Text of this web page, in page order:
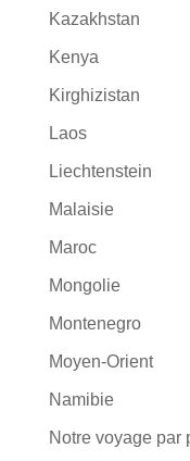
Kazakhstan
Kenya
Kirghizistan
Laos
Liechtenstein
Malaisie
Maroc
Mongolie
Montenegro
Moyen-Orient
Namibie
Notre voyage par